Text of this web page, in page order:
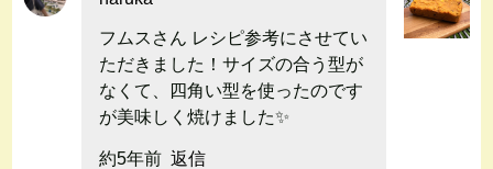
フムスさん レシピ参考にさせてい
ただきました！サイズの合う型が
なくて、四角い型を使ったのです
が美味しく焼けました✨
約5年前 返信